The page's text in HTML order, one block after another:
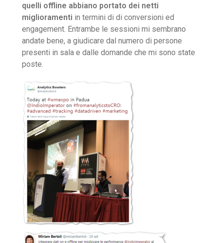
quelli offline abbiano portato dei netti
miglioramenti in termini di di conversioni ed
engagement. Entrambe le sessioni mi sembrano
andate bene, a giudicare dal numero di persone
presenti in sala e dalle domande che mi sono state
poste.